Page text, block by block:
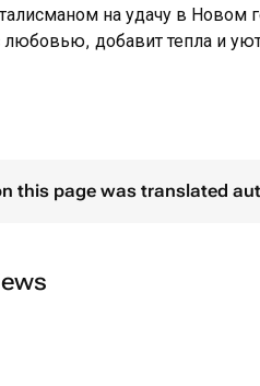
на удачу в Новом
любовью, добавит тепла и
подарок для себя и
this page was translated